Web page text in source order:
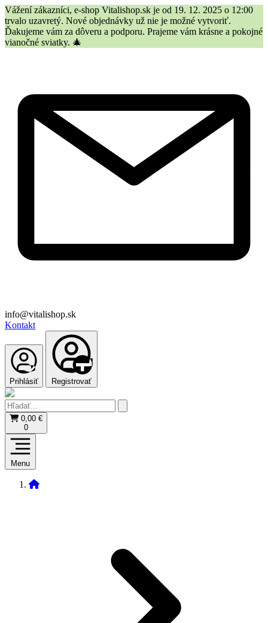
Vážení zákazníci, e-shop Vitalishop.sk je od 19. 12. 2025 o 12:00
trvalo uzavretý. Nové objednávky už nie je možné vytvoriť.
Ďakujeme vám za dôveru a podporu. Prajeme vám krásne a pokojné
vianočné sviatky. 🎄
info@vitalishop.sk
Kontakt
Prihlásiť Registrovať
0,00 €
0
Menu